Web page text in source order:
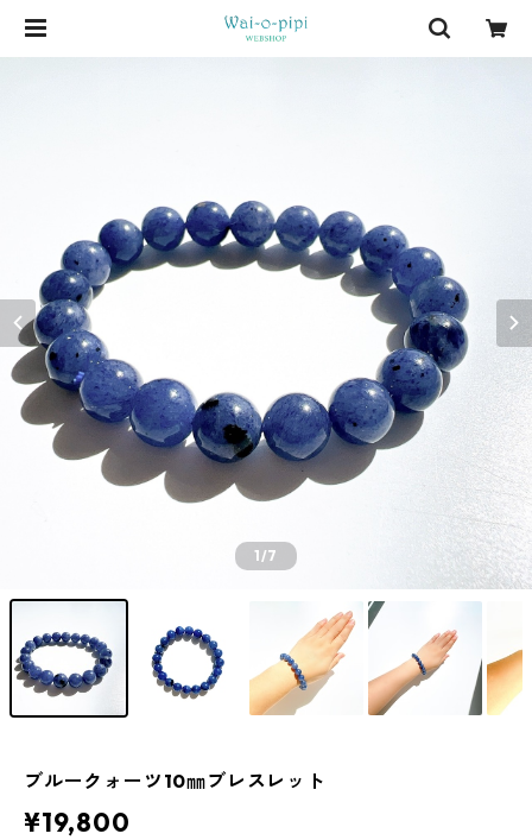
1/7
ブルークォーツ10㎜ブレスレット
¥19,800